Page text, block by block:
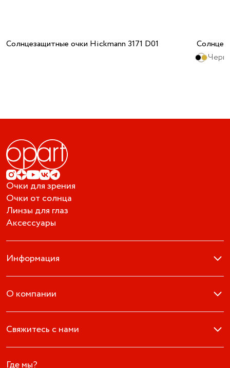
Солнцезащитные очки Hickmann 3171 D01
Очки для зрения
Очки от солнца
Линзы для глаз
Аксессуары
Информация
О компании
Свяжитесь с нами
Где мы?